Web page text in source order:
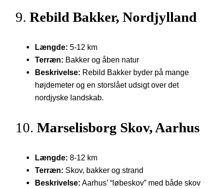
9. Rebild Bakker, Nordjylland
Længde: 5-12 km
Terræn: Bakker og åben natur
Beskrivelse: Rebild Bakker byder på mange
højdemeter og en storslået udsigt over det
nordjyske landskab.
10. Marselisborg Skov, Aarhus
Længde: 8-12 km
Terræn: Skov, bakker og strand
Beskrivelse: Aarhus’ “løbeskov” med både skov